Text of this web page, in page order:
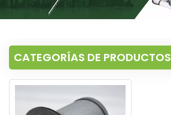
español
العربية
русский
CATEGORÍAS DE PRODUCTOS